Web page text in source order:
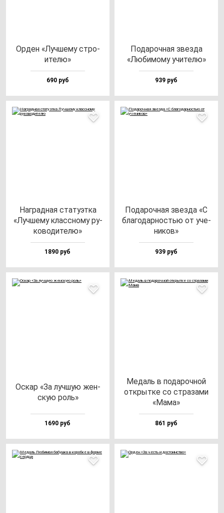
Орден «Луч­ше­му стро­
ите­лю»
690 руб
Пода­роч­ная звез­да
«Люби­мо­му учи­те­лю»
939 руб
Наг­рад­ная ста­ту­эт­ка
«Луч­ше­му клас­сно­му ру­
ко­во­ди­те­лю»
1890 руб
Пода­роч­ная звез­да «С
бла­го­дар­ностью от уче­
ни­ков»
939 руб
Оскар «За луч­шую жен­
скую роль»
1690 руб
Медаль в по­да­роч­ной
от­крыт­ке со стра­за­ми
«Мама»
861 руб